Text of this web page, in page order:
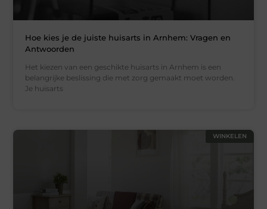
Hoe kies je de juiste huisarts in Arnhem: Vragen en
Antwoorden
Het kiezen van een geschikte huisarts in Arnhem is een
belangrijke beslissing die met zorg gemaakt moet worden.
Je huisarts
WINKELEN